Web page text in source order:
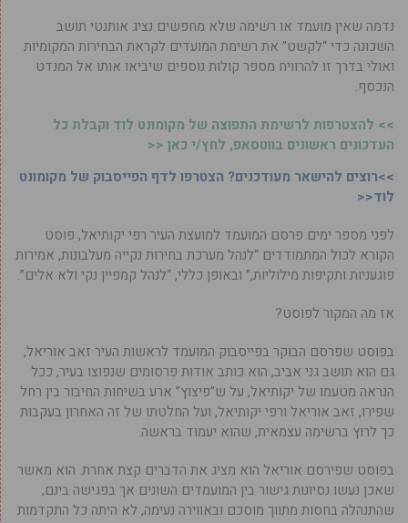
נדמה שאין מועמד או רשימה שלא מחפשים נציג אותנטי תושב
השכונה כדי “לקשט” את רשימת המועדים לקראת הבחירות המקומיות
ואולי בדרך זו להרוויח מספר קולות נוספים שיביאו אותו אל המנדט
הנכסף.
>> להצטרפות לרשימת התפוצה של מקומונט לוד וקבלת כל
העדכונים ראשונים בווטסאפ, לחץ/י כאן <<
>>רוצים להישאר מעודכנים? הצטרפו לדף הפייסבוק של מקומונט
לוד<<
לפני מספר ימים פרסם המועמד למועצת העיר רפי יקותיאל, פוסט
הקורא לכול המתמודדים “לנהל מערכת בחירות נקייה מעלבונות, אמירות
פוגעניות ותקיפות מילוליות,” ובאופן כללי, “לנהל קמפיין נקי ולא אלים”.
אז מה המקור לפוסט?
בפוסט שפרסם הבוקר בפייסבוק המועמד לראשות העיר זאב אוריאל,
גם הוא תושב גני אביב, הוא כותב אודות פרסומים שנפוצו בעיר, ככל
הנראה מטעמו של יקותיאל, על ש”פיצוץ” ארע בשיחות החיבור בין רחל
שפירו, זאב אוריאל ורפי יקותיאל, ועל החלטתו של זה האחרון בעקבות
כך לרוץ ברשימה עצמאית, שהוא יעמוד בראשה.
בפוסט שפירסם אוריאל הוא מציג את הדברים קצת אחרת. הוא מאשר
שאכן נעשו נסיונות גישור בין המועמדים השונים אך בפגישה בינם,
שהתנהלה בחסות מתווך מוסכם ובאווירה נעימה, לא היתה כל התקדמות